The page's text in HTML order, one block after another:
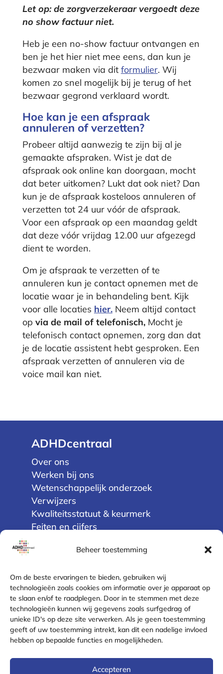
Beheer toestemming
Om de beste ervaringen te bieden, gebruiken wij
technologieën zoals cookies om informatie over je apparaat op
te slaan en/of te raadplegen. Door in te stemmen met deze
technologieën kunnen wij gegevens zoals surfgedrag of
unieke ID's op deze site verwerken. Als je geen toestemming
geeft of uw toestemming intrekt, kan dit een nadelige invloed
hebben op bepaalde functies en mogelijkheden.
Accepteren
Let op: de zorgverzekeraar vergoedt deze
no show factuur niet.
Heb je een no-show factuur ontvangen en
ben je het hier niet mee eens, dan kun je
bezwaar maken via dit formulier. Wij
komen zo snel mogelijk bij je terug of het
bezwaar gegrond verklaard wordt.
Hoe kan je een afspraak
annuleren of verzetten?
Probeer altijd aanwezig te zijn bij al je
gemaakte afspraken. Wist je dat de
afspraak ook online kan doorgaan, mocht
dat beter uitkomen? Lukt dat ook niet? Dan
kun je de afspraak kosteloos annuleren of
verzetten tot 24 uur vóór de afspraak.
Voor een afspraak op een maandag geldt
dat deze vóór vrijdag 12.00 uur afgezegd
dient te worden.
Om je afspraak te verzetten of te
annuleren kun je contact opnemen met de
locatie waar je in behandeling bent. Kijk
voor alle locaties hier.Neem altijd contact
op via de mail of telefonisch,Mocht je
telefonisch contact opnemen, zorg dan dat
je de locatie assistent hebt gesproken. Een
afspraak verzetten of annuleren via de
voice mail kan niet.
ADHDcentraal
Over ons
Werken bij ons
Wetenschappelijk onderzoek
Verwijzers
Kwaliteitsstatuut & keurmerk
Feiten en cijfers
Algemene voorwaarden
Disclaimer
Cookie policy (EU)
Privacyverklaring
Klachtenregeling